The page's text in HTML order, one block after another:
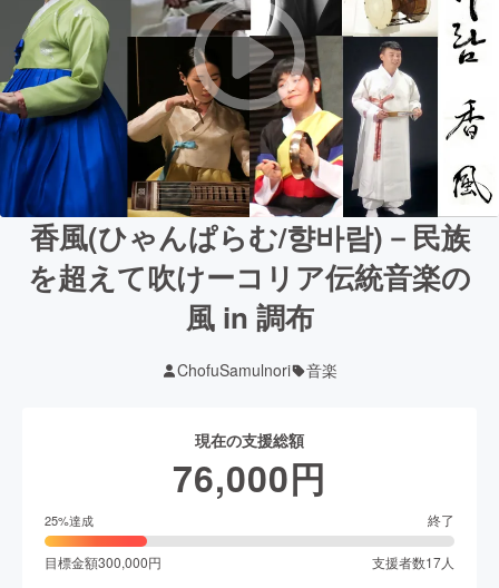
香風(ひゃんぱらむ/향바람)－民族
を超えて吹けーコリア伝統音楽の
風 in 調布
ChofuSamulnori 音楽
現在の支援総額
76,000円
25%達成 終了
目標金額300,000円 支援者数17人